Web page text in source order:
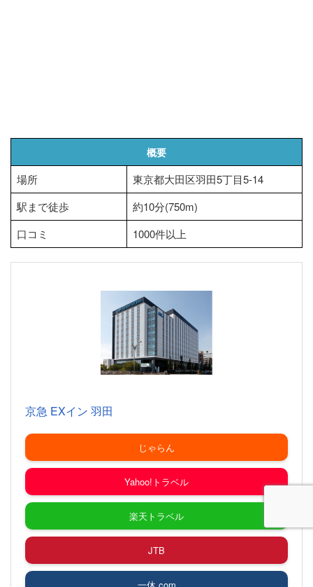
概要
場所
東京都大田区羽田5丁目5-14
駅まで徒歩
約10分(750m)
口コミ
1000件以上
京急 EXイン 羽田
じゃらん
Yahoo!トラベル
楽天トラベル
JTB